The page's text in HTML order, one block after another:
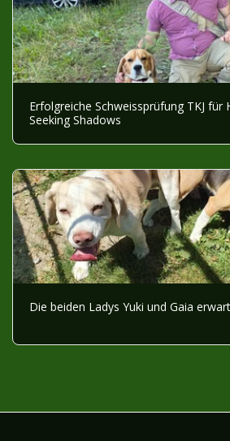
Erfolgreiche Schweissprüfung TKJ für
Seeking Shadows
Die beiden Ladys Yuki und Gaia